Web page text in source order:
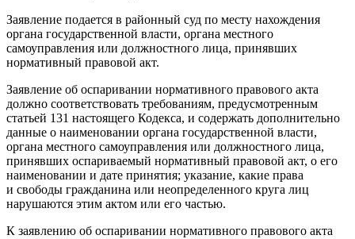
Заявление подается в районный суд по месту нахождения
органа государственной власти, органа местного
самоуправления или должностного лица, принявших
нормативный правовой акт.
Заявление об оспаривании нормативного правового акта
должно соответствовать требованиям, предусмотренным
статьей 131 настоящего Кодекса, и содержать дополнительно
данные о наименовании органа государственной власти,
органа местного самоуправления или должностного лица,
принявших оспариваемый нормативный правовой акт, о его
наименовании и дате принятия; указание, какие права
и свободы гражданина или неопределенного круга лиц
нарушаются этим актом или его частью.
К заявлению об оспаривании нормативного правового акта